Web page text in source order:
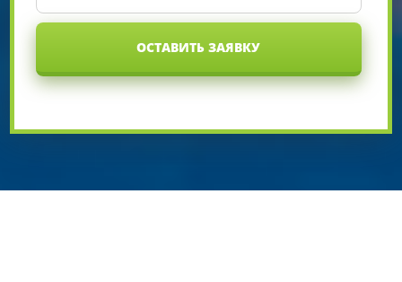
ОСТАВИТЬ ЗАЯВКУ